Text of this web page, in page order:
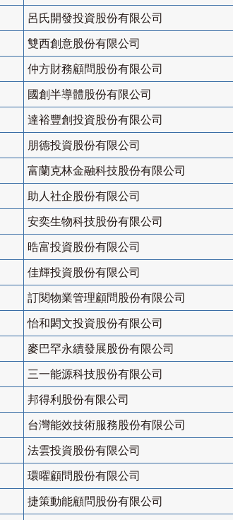
呂氏開發投資股份有限公司
雙西創意股份有限公司
仲方財務顧問股份有限公司
國創半導體股份有限公司
達裕豐創投資股份有限公司
朋德投資股份有限公司
富蘭克林金融科技股份有限公司
助人社企股份有限公司
安奕生物科技股份有限公司
晧富投資股份有限公司
佳輝投資股份有限公司
訂閱物業管理顧問股份有限公司
怡和閎文投資股份有限公司
麥巴罕永續發展股份有限公司
三一能源科技股份有限公司
邦得利股份有限公司
台灣能效技術服務股份有限公司
法雲投資股份有限公司
環曜顧問股份有限公司
捷策動能顧問股份有限公司